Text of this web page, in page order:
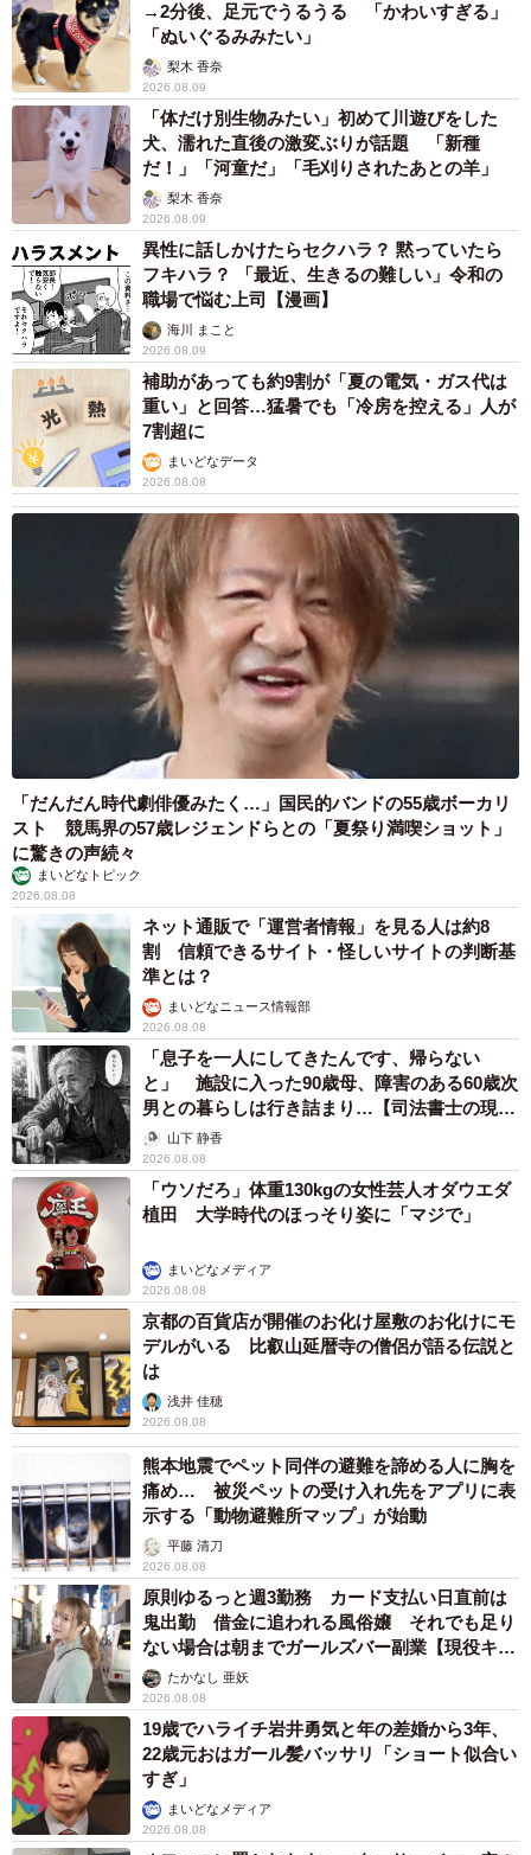
→2分後、足元でうるうる 「かわいすぎる」
「ぬいぐるみみたい」
梨木 香奈
2026.08.09
「体だけ別生物みたい」初めて川遊びをした
犬、濡れた直後の激変ぶりが話題 「新種
だ！」「河童だ」「毛刈りされたあとの羊」
梨木 香奈
2026.08.09
異性に話しかけたらセクハラ？ 黙っていたら
フキハラ？ 「最近、生きるの難しい」令和の
職場で悩む上司【漫画】
海川 まこと
2026.08.09
補助があっても約9割が「夏の電気・ガス代は
重い」と回答…猛暑でも「冷房を控える」人が
7割超に
まいどなデータ
2026.08.08
「だんだん時代劇俳優みたく…」国民的バンドの55歳ボーカリ
スト 競馬界の57歳レジェンドらとの「夏祭り満喫ショット」
に驚きの声続々
まいどなトピック
2026.08.08
ネット通販で「運営者情報」を見る人は約8
割 信頼できるサイト・怪しいサイトの判断基
準とは？
まいどなニュース情報部
2026.08.08
「息子を一人にしてきたんです、帰らない
と」 施設に入った90歳母、障害のある60歳次
男との暮らしは行き詰まり…【司法書士の現場
から】山下 静香
2026.08.08
「ウソだろ」体重130kgの女性芸人オダウエダ
植田 大学時代のほっそり姿に「マジで」
まいどなメディア
2026.08.08
京都の百貨店が開催のお化け屋敷のお化けにモ
デルがいる 比叡山延暦寺の僧侶が語る伝説と
は
浅井 佳穂
2026.08.08
熊本地震でペット同伴の避難を諦める人に胸を
痛め… 被災ペットの受け入れ先をアプリに表
示する「動物避難所マップ」が始動
平藤 清刀
2026.08.08
原則ゆるっと週3勤務 カード支払い日直前は
鬼出勤 借金に追われる風俗嬢 それでも足り
ない場合は朝までガールズバー副業【現役キャ
ストに取材】
たかなし 亜妖
2026.08.08
19歳でハライチ岩井勇気と年の差婚から3年、
22歳元おはガール髪バッサリ「ショート似合い
すぎ」
まいどなメディア
2026.08.08